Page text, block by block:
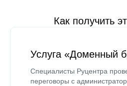
Как получить
Услуга «Доменный
Специалисты Руцентра
переговоры с